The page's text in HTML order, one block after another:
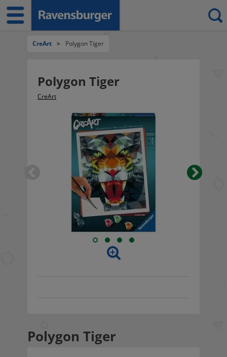
CreArt > Polygon Tiger
Polygon Tiger
CreArt
Polygon Tiger